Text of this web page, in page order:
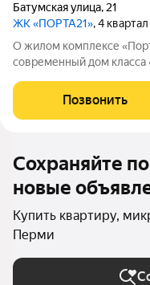
Батумская улица, 21
ЖК «ПОРТА21», 4
О жилом комплексе
современный дом
баланс между
Виды на Каму и близость
Позвонить
Сохраняйте
новые
Купить квартиру,
Перми